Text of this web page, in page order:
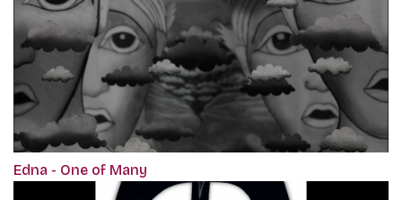
Edna - One of Many